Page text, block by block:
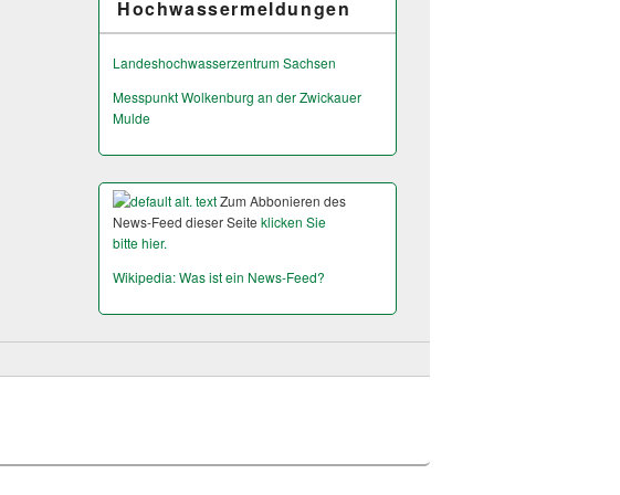
Hochwassermeldungen
Landeshochwas­serzentrum Sachsen
Messpunkt Wolkenburg an der Zwickauer
Mulde
Zum Abbonieren des
News-Feed dieser Seite klicken Sie
bitte hier.
Wikipedia: Was ist ein News-Feed?